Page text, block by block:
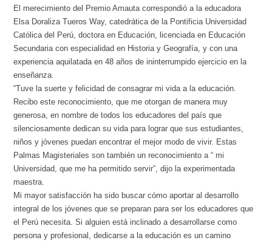
El merecimiento del Premio Amauta correspondió a la educadora
Elsa Doraliza Tueros Way, catedrática de la Pontificia Universidad
Católica del Perú, doctora en Educación, licenciada en Educación
Secundaria con especialidad en Historia y Geografía, y con una
experiencia aquilatada en 48 años de ininterrumpido ejercicio en la
enseñanza.
“Tuve la suerte y felicidad de consagrar mi vida a la educación.
Recibo este reconocimiento, que me otorgan de manera muy
generosa, en nombre de todos los educadores del país que
silenciosamente dedican su vida para lograr que sus estudiantes,
niños y jóvenes puedan encontrar el mejor modo de vivir. Estas
Palmas Magisteriales son también un reconocimiento a “ mi
Universidad, que me ha permitido servir”, dijo la experimentada
maestra.
Mi mayor satisfacción ha sido buscar cómo aportar al desarrollo
integral de los jóvenes que se preparan para ser los educadores que
el Perú necesita. Si alguien está inclinado a desarrollarse como
persona y profesional, dedicarse a la educación es un camino